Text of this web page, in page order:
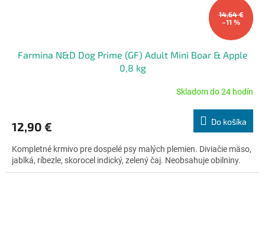
14,64 €
–11 %
Farmina N&D Dog Prime (GF) Adult Mini Boar & Apple
0,8 kg
je
z
5
hviezdičiek.
Skladom do 24 hodín
12,90 € Do košíka
Kompletné krmivo pre dospelé psy malých plemien. Diviačie mäso,
jablká, ríbezle, skorocel indický, zelený čaj. Neobsahuje obilniny.